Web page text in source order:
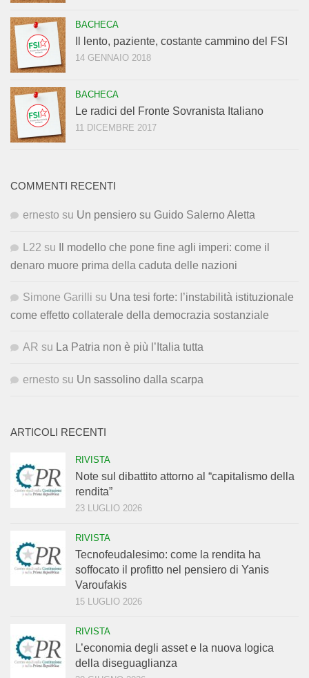
BACHECA
Il lento, paziente, costante cammino del FSI
14 GENNAIO 2018
BACHECA
Le radici del Fronte Sovranista Italiano
11 DICEMBRE 2017
COMMENTI RECENTI
ernesto su Un pensiero su Guido Salerno Aletta
L22 su
Il modello che pone fine agli imperi: come il
denaro muore prima della caduta delle nazioni
Simone Garilli su Una tesi forte: l’instabilità istituzionale
come effetto collaterale della democrazia sostanziale
AR su La Patria non è più l’Italia tutta
ernesto su Un sassolino dalla scarpa
ARTICOLI RECENTI
RIVISTA
Note sul dibattito attorno al “capitalismo della
rendita”
23 LUGLIO 2026
RIVISTA
Tecnofeudalesimo: come la rendita ha
soffocato il profitto nel pensiero di Yanis
Varoufakis
15 LUGLIO 2026
RIVISTA
L’economia degli asset e la nuova logica
della diseguaglianza